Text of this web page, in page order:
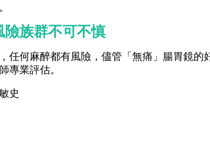
險族群不可不慎
任何麻醉都有風險，儘管「無痛」腸胃鏡的
專業評估。
史